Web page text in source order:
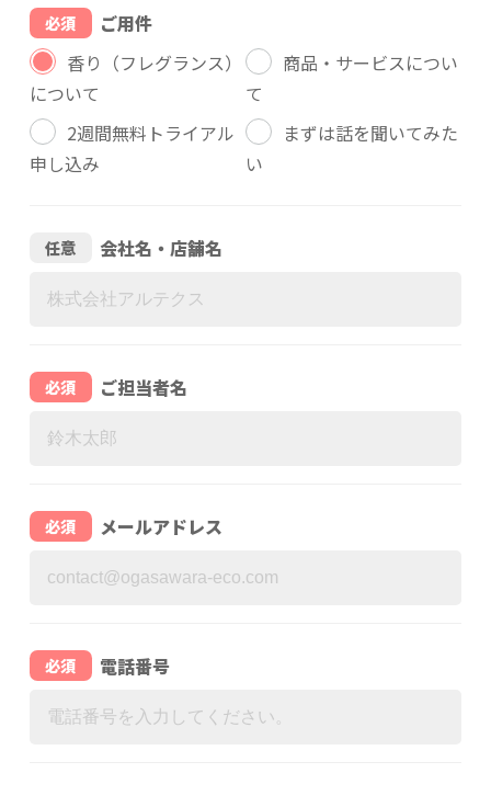
必須
ご用件
香り（フレグランス）
について
商品・サービスについ
て
2週間無料トライアル
申し込み
まずは話を聞いてみた
い
任意 会社名・店舗名
必須 ご担当者名
必須 メールアドレス
必須 電話番号